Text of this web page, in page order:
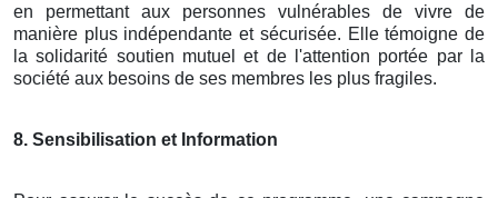
en permettant aux personnes vulnérables de vivre de
manière plus indépendante et sécurisée. Elle témoigne de
la solidarité soutien mutuel et de l'attention portée par la
société aux besoins de ses membres les plus fragiles.
8. Sensibilisation et Information